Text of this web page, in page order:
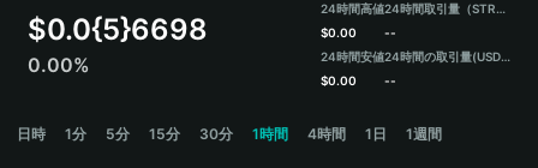
Español
Português (Brasil)
$0.0{5}6698
0.00%
24時間高値
$0.00
24時間安値
$0.00
24時間取引量（STREAM）
--
24時間の取引量(USDT)
--
日時 1分 5分 15分 30分 1時間 4時間 1日 1週間